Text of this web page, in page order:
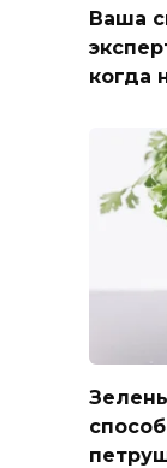
Ваша
когда